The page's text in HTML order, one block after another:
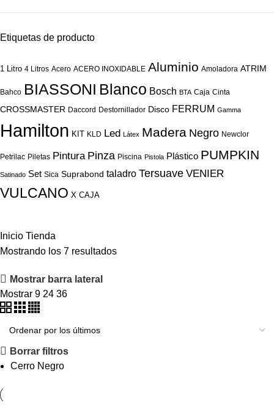
Etiquetas de producto
1 Litro 4 Litros Acero ACERO INOXIDABLE Aluminio Amoladora ATRIM
Bahco BIASSONI Blanco Bosch BTA Caja Cinta
CROSSMASTER Daccord Destornillador Disco FERRUM Gamma
Hamilton KIT KLD Led Látex Madera Negro Newclor
Petrilac Piletas Pintura Pinza Piscina Pistola Plástico PUMPKIN
Satinado Set Sica Suprabond taladro Tersuave VENIER
VULCANO X CAJA
Inicio Tienda
Mostrando los 7 resultados
Mostrar barra lateral
Mostrar 9 24 36
Borrar filtros
Cerro Negro